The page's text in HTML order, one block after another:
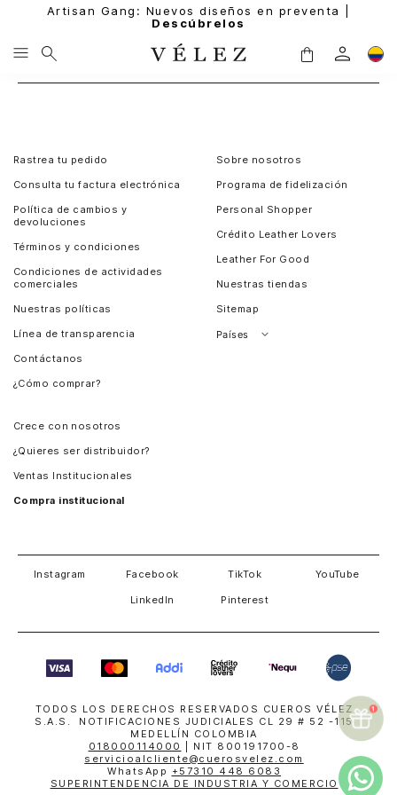
Artisan Gang: Nuevos diseños en preventa |
Descúbrelos
Rastrea tu pedido
Consulta tu factura electrónica
Política de cambios y
devoluciones
Términos y condiciones
Condiciones de actividades
comerciales
Nuestras políticas
Línea de transparencia
Contáctanos
¿Cómo comprar?
Sobre nosotros
Programa de fidelización
Personal Shopper
Crédito Leather Lovers
Leather For Good
Nuestras tiendas
Sitemap
Países
Crece con nosotros
¿Quieres ser distribuidor?
Ventas Institucionales
Compra institucional
Instagram Facebook TikTok YouTube
LinkedIn Pinterest
TODOS LOS DERECHOS RESERVADOS CUEROS VÉLEZ
S.A.S. NOTIFICACIONES JUDICIALES CL 29 # 52 -115
MEDELLÍN COLOMBIA
018000114000
| NIT 800191700-8
servicioalcliente@cuerosvelez.com
WhatsApp +57310 448 6083
SUPERINTENDENCIA DE INDUSTRIA Y COMERCIO